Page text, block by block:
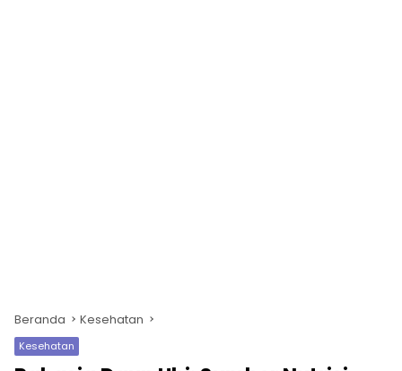
Beranda Kesehatan
Kesehatan